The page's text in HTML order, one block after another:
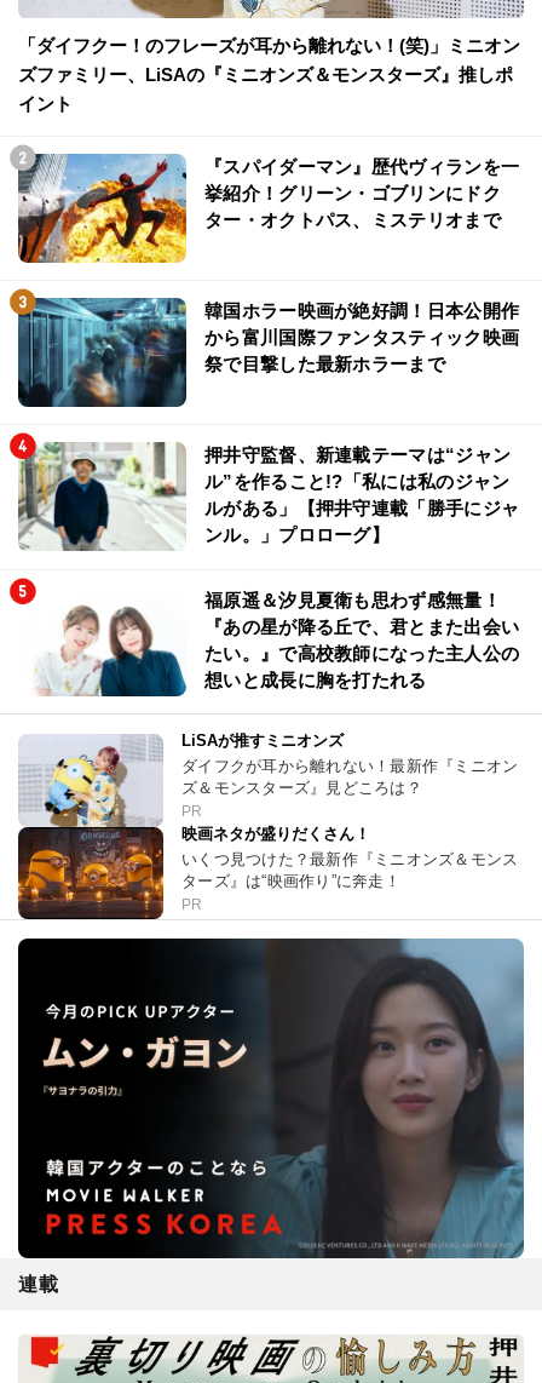
「ダイフクー！のフレーズが耳から離れない！(笑)」ミニオン
ズファミリー、LiSAの『ミニオンズ＆モンスターズ』推しポ
イント
『スパイダーマン』歴代ヴィランを一
挙紹介！グリーン・ゴブリンにドク
ター・オクトパス、ミステリオまで
韓国ホラー映画が絶好調！日本公開作
から富川国際ファンタスティック映画
祭で目撃した最新ホラーまで
押井守監督、新連載テーマは“ジャン
ル”を作ること!?「私には私のジャン
ルがある」【押井守連載「勝手にジャ
ンル。」プロローグ】
福原遥＆汐見夏衛も思わず感無量！
『あの星が降る丘で、君とまた出会い
たい。』で高校教師になった主人公の
想いと成長に胸を打たれる
LiSAが推すミニオンズ
ダイフクが耳から離れない！最新作『ミニオン
ズ＆モンスターズ』見どころは？
PR
映画ネタが盛りだくさん！
いくつ見つけた？最新作『ミニオンズ＆モンス
ターズ』は“映画作り”に奔走！
PR
連載